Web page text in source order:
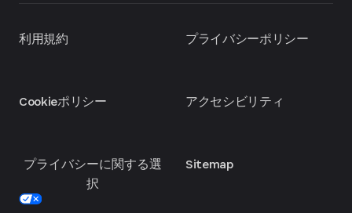
利用規約
Cookieポリシー
プライバシーに関する選
択
プライバシーポリシー
アクセシビリティ
Sitemap